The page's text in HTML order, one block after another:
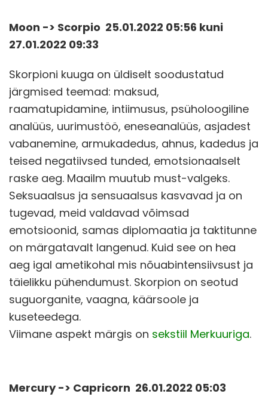
Moon -> Scorpio 25.01.2022 05:56 kuni
27.01.2022 09:33
Skorpioni kuuga on üldiselt soodustatud
järgmised teemad: maksud,
raamatupidamine, intiimusus, psüholoogiline
analüüs, uurimustöö, eneseanalüüs, asjadest
vabanemine, armukadedus, ahnus, kadedus ja
teised negatiivsed tunded, emotsionaalselt
raske aeg. Maailm muutub must-valgeks.
Seksuaalsus ja sensuaalsus kasvavad ja on
tugevad, meid valdavad võimsad
emotsioonid, samas diplomaatia ja taktitunne
on märgatavalt langenud. Kuid see on hea
aeg igal ametikohal mis nõuabintensiivsust ja
täielikku pühendumust. Skorpion on seotud
suguorganite, vaagna, käärsoole ja
kuseteedega.
Viimane aspekt märgis on sekstiil Merkuuriga.
Mercury -> Capricorn 26.01.2022 05:03